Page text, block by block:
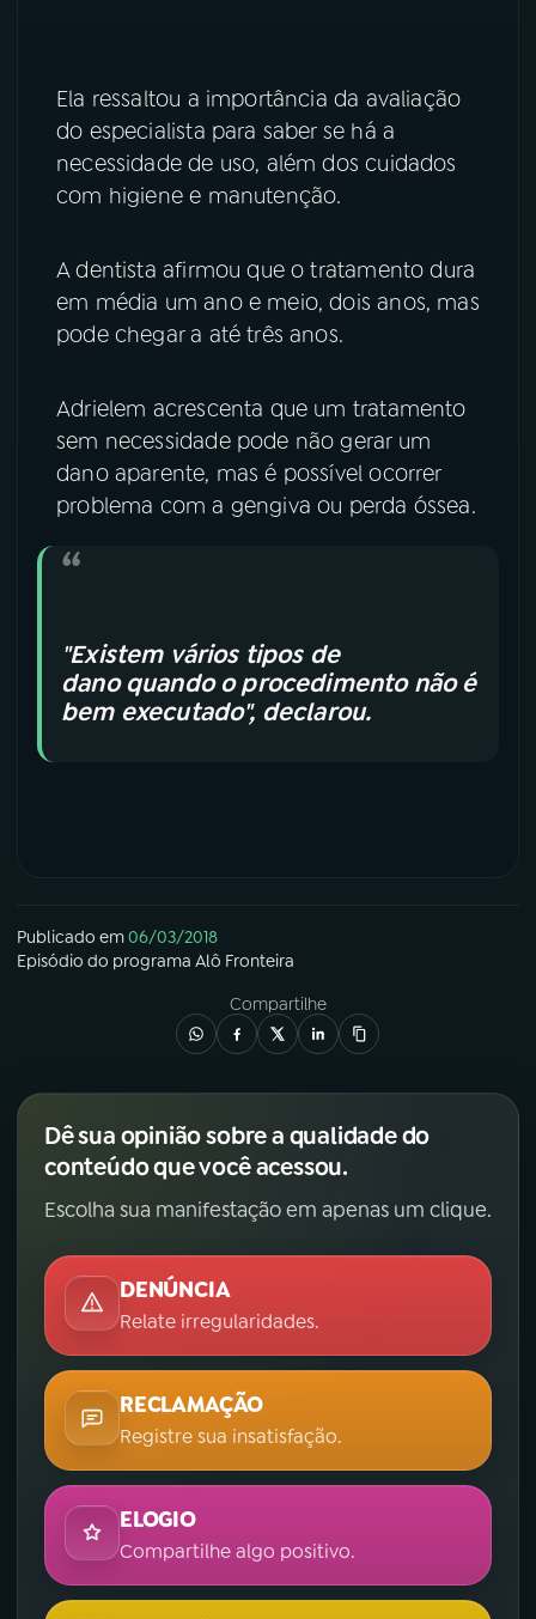
Ela ressaltou a importância da avaliação
do especialista para saber se há a
necessidade de uso, além dos cuidados
com higiene e manutenção.
A dentista afirmou que o tratamento dura
em média um ano e meio, dois anos, mas
pode chegar a até três anos.
Adrielem acrescenta que um tratamento
sem necessidade pode não gerar um
dano aparente, mas é possível ocorrer
problema com a gengiva ou perda óssea.
"Existem vários tipos de
dano quando o procedimento não é
bem executado", declarou.
Publicado em06/03/2018
Episódio do programa Alô Fronteira
Compartilhe
Dê sua opinião sobre a qualidade do
conteúdo que você acessou.
Escolha sua manifestação em apenas um clique.
DENÚNCIA
Relate irregularidades.
RECLAMAÇÃO
Registre sua insatisfação.
ELOGIO
Compartilhe algo positivo.